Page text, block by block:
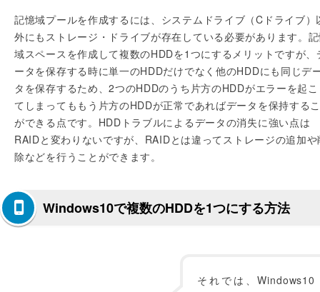
記憶域プールを作成するには、システムドライブ（Cドライブ）
外にもストレージ・ドライブが存在している必要があります。
域スペースを作成して複数のHDDを1つにするメリットですが、
ータを保存する時に単一のHDDだけでなく他のHDDにも同じデ
タを保存するため、2つのHDDのうち片方のHDDがエラーを起
てしまってももう片方のHDDが正常であればデータを保持する
ができる点です。HDDトラブルによるデータの消失に強い点は
RAIDと変わりないですが、RAIDとは違ってストレージの追加や
除などを行うことができます。
Windows10で複数のHDDを1つにする方法
それでは、Windows10